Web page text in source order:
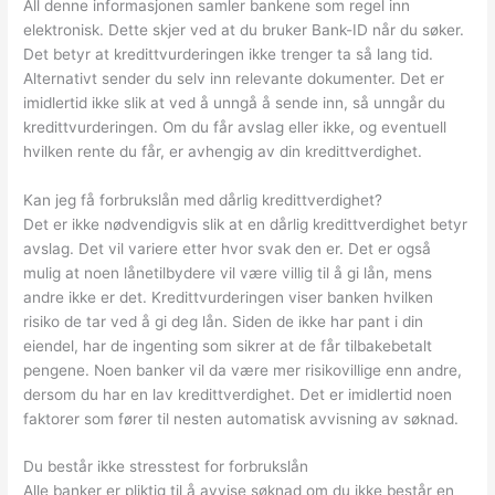
All denne informasjonen samler bankene som regel inn
elektronisk. Dette skjer ved at du bruker Bank-ID når du søker.
Det betyr at kredittvurderingen ikke trenger ta så lang tid.
Alternativt sender du selv inn relevante dokumenter. Det er
imidlertid ikke slik at ved å unngå å sende inn, så unngår du
kredittvurderingen. Om du får avslag eller ikke, og eventuell
hvilken rente du får, er avhengig av din kredittverdighet.
Kan jeg få forbrukslån med dårlig kredittverdighet?
Det er ikke nødvendigvis slik at en dårlig kredittverdighet betyr
avslag. Det vil variere etter hvor svak den er. Det er også
mulig at noen lånetilbydere vil være villig til å gi lån, mens
andre ikke er det. Kredittvurderingen viser banken hvilken
risiko de tar ved å gi deg lån. Siden de ikke har pant i din
eiendel, har de ingenting som sikrer at de får tilbakebetalt
pengene. Noen banker vil da være mer risikovillige enn andre,
dersom du har en lav kredittverdighet. Det er imidlertid noen
faktorer som fører til nesten automatisk avvisning av søknad.
Du består ikke stresstest for forbrukslån
Alle banker er pliktig til å avvise søknad om du ikke består en